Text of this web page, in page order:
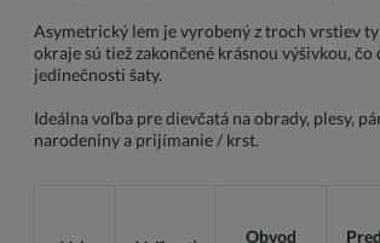
Asymetrický lem je vyrobený z troch vrstiev
okraje sú tiež zakončené krásnou výšivkou, čo
jedinečnosti šaty.
Ideálna voľba pre dievčatá na obrady, plesy,
narodeniny a prijímanie / krst.
Obvod